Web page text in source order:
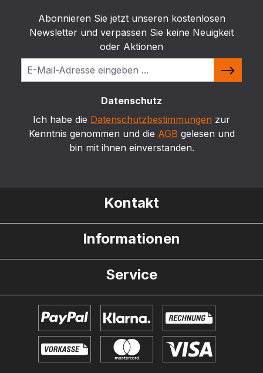
Abonnieren Sie jetzt unseren kostenlosen
Newsletter und verpassen Sie keine Neuigkeit
oder Aktionen
Datenschutz
Ich habe die Datenschutzbestimmungen zur
Kenntnis genommen und die AGB gelesen und
bin mit ihnen einverstanden.
Kontakt
Informationen
Service